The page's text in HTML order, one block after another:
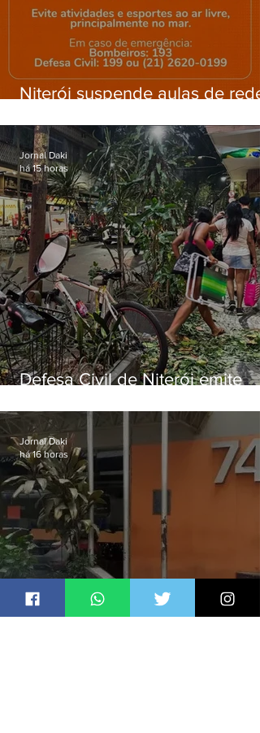
Niterói suspende aulas de rede
ventos fortes nesta sexta (7)
Defesa Civil de Niterói emite
sexta-feira (07)
Jornal Daki
há 15 horas
Jornal Daki
há 16 horas